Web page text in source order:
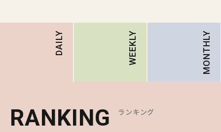
DAILY WEEKLY MONTHLY
RANKING ランキング
RANKING ランキング
RANKING ランキング